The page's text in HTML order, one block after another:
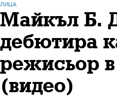
ЛИЦА
Майкъл Б.
дебютира
режисьор
(видео)